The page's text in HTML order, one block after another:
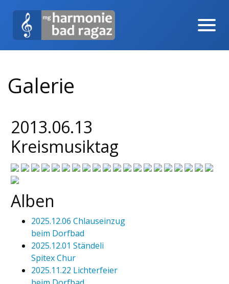
Galerie
2013.06.13
Kreismusiktag
Alben
2025.12.06 Chlauseinzug
beim Dorfbad
2025.12.01 Ständeli
Spitex Chur
2025.11.22 Lichterfeier